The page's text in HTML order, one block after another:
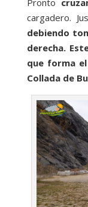
Pronto
cargadero.
debiendo
derecha.
que forma
Collada de